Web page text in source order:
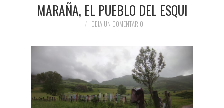
RUTAS
ESCAPADAS
MISCELÁNEA
#ARVI
MARAÑA, EL PUEBLO DEL ESQUI
DEJA UN COMENTARIO